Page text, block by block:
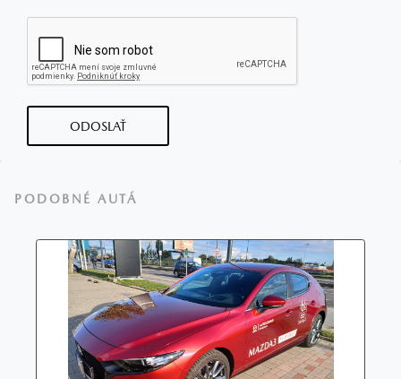
ODOSLAŤ
PODOBNÉ AUTÁ